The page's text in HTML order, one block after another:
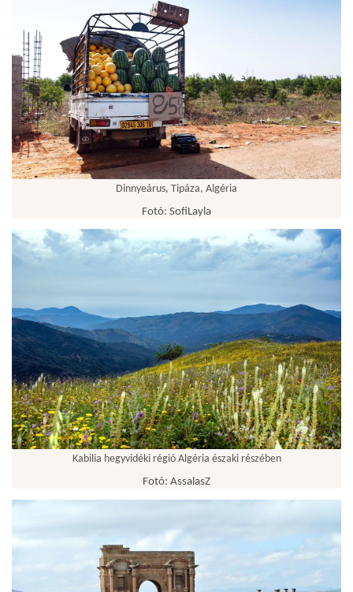
Dinnyeárus, Tipáza, Algéria
Fotó: SofiLayla
Kabilia hegyvidéki régió Algéria északi részében
Fotó: AssalasZ